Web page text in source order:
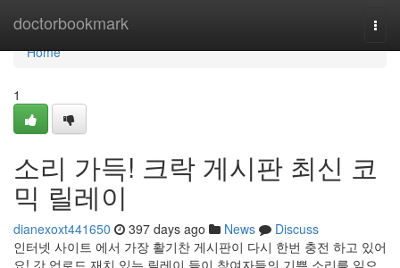
doctorbookmark
Home
Home
1
소리 가득! 크락 게시판 최신 코
믹 릴레이
dianexoxt441650 397 days ago News
Discuss
인터넷 사이트 에서 가장 활기찬 게시판이 다시 한번 충전 하고 있어
요! 갓 업로드 재치 있는 릴레이 들이 참여자들의 기쁨 소리를 일으